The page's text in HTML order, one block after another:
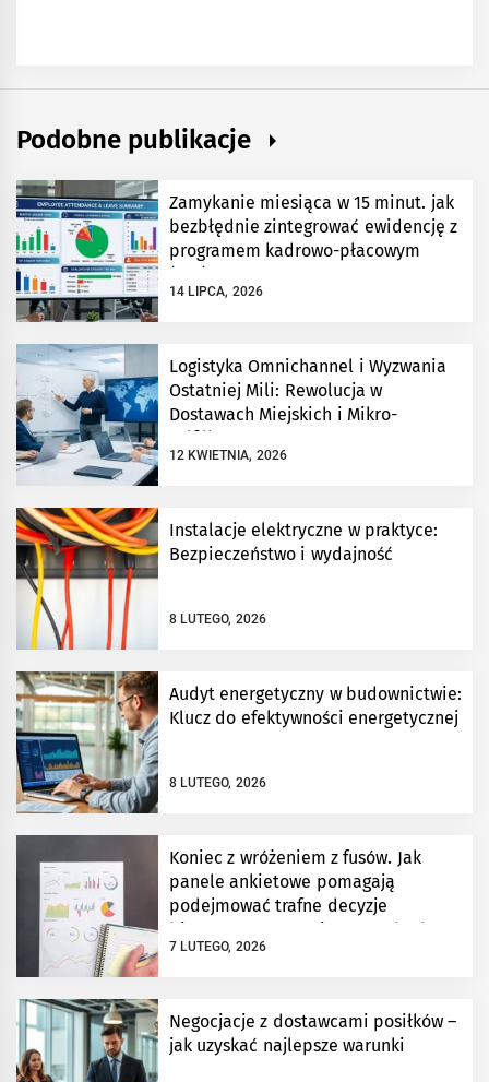
Podobne publikacje
Zamykanie miesiąca w 15 minut. jak
bezbłędnie zintegrować ewidencję z
programem kadrowo-płacowym
(erp)?
14 LIPCA, 2026
Logistyka Omnichannel i Wyzwania
Ostatniej Mili: Rewolucja w
Dostawach Miejskich i Mikro-
Fulfillment
12 KWIETNIA, 2026
Instalacje elektryczne w praktyce:
Bezpieczeństwo i wydajność
8 LUTEGO, 2026
Audyt energetyczny w budownictwie:
Klucz do efektywności energetycznej
8 LUTEGO, 2026
Koniec z wróżeniem z fusów. Jak
panele ankietowe pomagają
podejmować trafne decyzje
biznesowe w oparciu o twarde dane?
7 LUTEGO, 2026
Negocjacje z dostawcami posiłków –
jak uzyskać najlepsze warunki